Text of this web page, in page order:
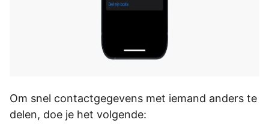
Om snel contactgegevens met iemand anders te
delen, doe je het volgende: